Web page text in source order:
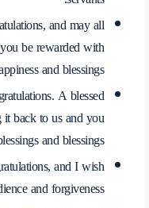
and may all
be rewarded with
and blessings.
A blessed
back to us and you
and blessings.
and I wish
and forgiveness.